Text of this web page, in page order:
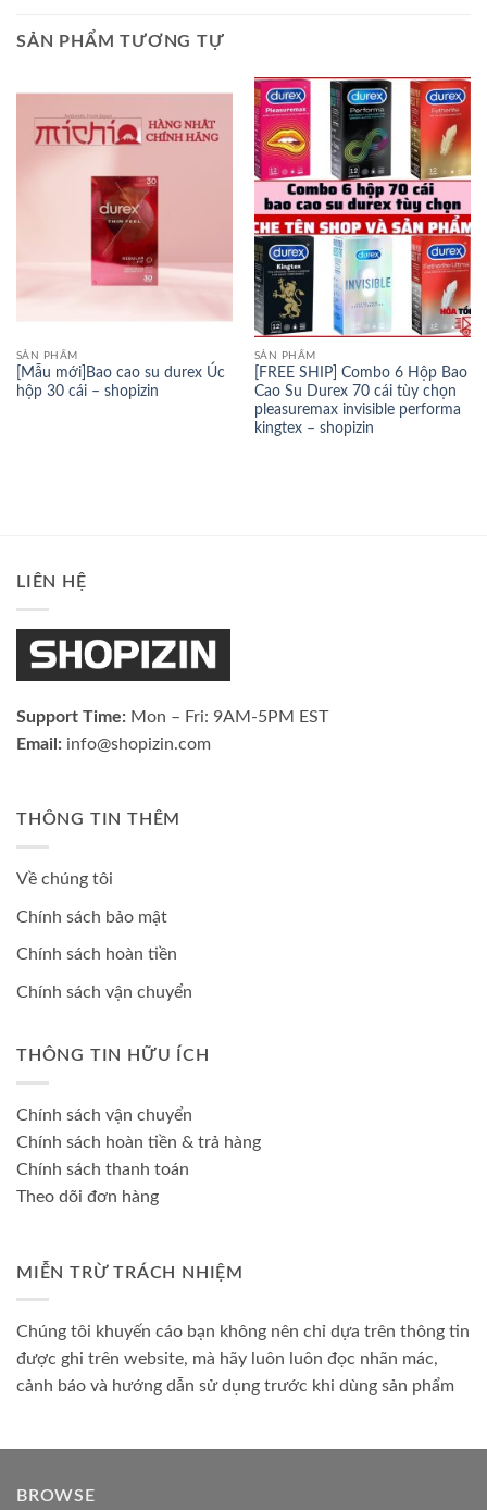
SẢN PHẨM TƯƠNG TỰ
SẢN PHẨM
[Mẫu mới]Bao cao su durex Úc
hộp 30 cái – shopizin
SẢN PHẨM
[FREE SHIP] Combo 6 Hộp Bao
Cao Su Durex 70 cái tùy chọn
pleasuremax invisible performa
kingtex – shopizin
LIÊN HỆ
Support Time: Mon – Fri: 9AM-5PM EST
Email: info@shopizin.com
THÔNG TIN THÊM
Về chúng tôi
Chính sách bảo mật
Chính sách hoàn tiền
Chính sách vận chuyển
THÔNG TIN HỮU ÍCH
Chính sách vận chuyển
Chính sách hoàn tiền & trả hàng
Chính sách thanh toán
Theo dõi đơn hàng
MIỄN TRỪ TRÁCH NHIỆM
Chúng tôi khuyến cáo bạn không nên chỉ dựa trên thông tin
được ghi trên website, mà hãy luôn luôn đọc nhãn mác,
cảnh báo và hướng dẫn sử dụng trước khi dùng sản phẩm
BROWSE